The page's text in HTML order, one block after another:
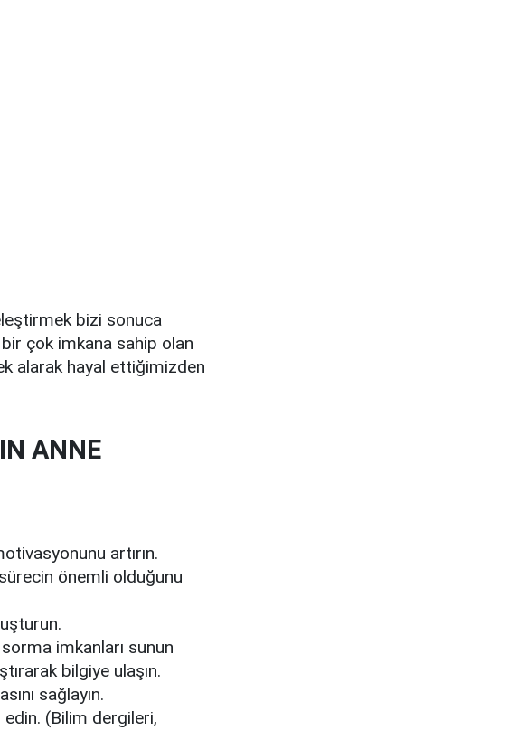
bizi sonuca
çok imkana sahip olan
alarak hayal ettiğimizden
ANNE
artırın.
önemli olduğunu
imkanları sunun
bilgiye ulaşın.
sağlayın.
(Bilim dergileri,